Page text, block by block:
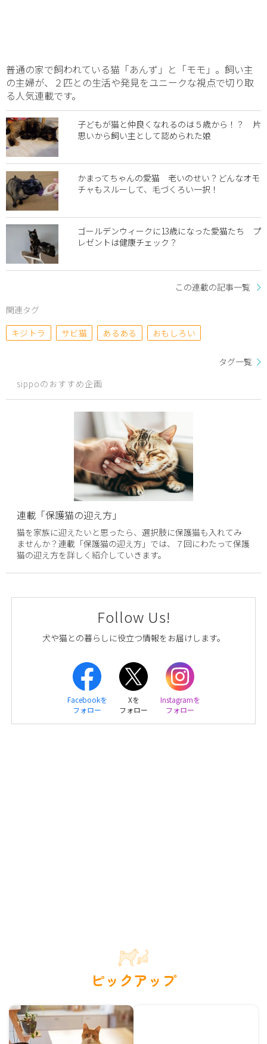
普通の家で飼われている猫「あんず」と「モモ」。飼い主
の主婦が、２匹との生活や発見をユニークな視点で切り取
る人気連載です。
子どもが猫と仲良くなれるのは５歳から！？ 片
思いから飼い主として認められた娘
かまってちゃんの愛猫 老いのせい？どんなオモ
チャもスルーして、毛づくろい一択！
ゴールデンウィークに13歳になった愛猫たち プ
レゼントは健康チェック？
この連載の記事一覧
関連タグ
キジトラ
サビ猫 あるある おもしろい
タグ一覧
sippoのおすすめ企画
連載「保護猫の迎え方」
猫を家族に迎えたいと思ったら、選択肢に保護猫も入れてみ
ませんか？連載「保護猫の迎え方」では、７回にわたって保護
猫の迎え方を詳しく紹介していきます。
Follow Us!
犬や猫との暮らしに役立つ情報をお届けします。
Facebookを
フォロー
Xを
フォロー
Instagramを
フォロー
ピックアップ